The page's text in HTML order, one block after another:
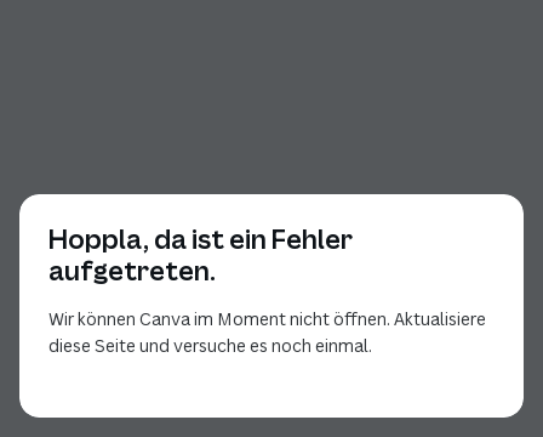
Hoppla, da ist ein Fehler
aufgetreten.
Wir können Canva im Moment nicht öffnen. Aktualisiere
diese Seite und versuche es noch einmal.